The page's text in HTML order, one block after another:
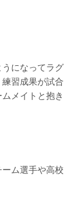
うになってラグ
習成果が試合
メイトと抱き
ム選手や高校